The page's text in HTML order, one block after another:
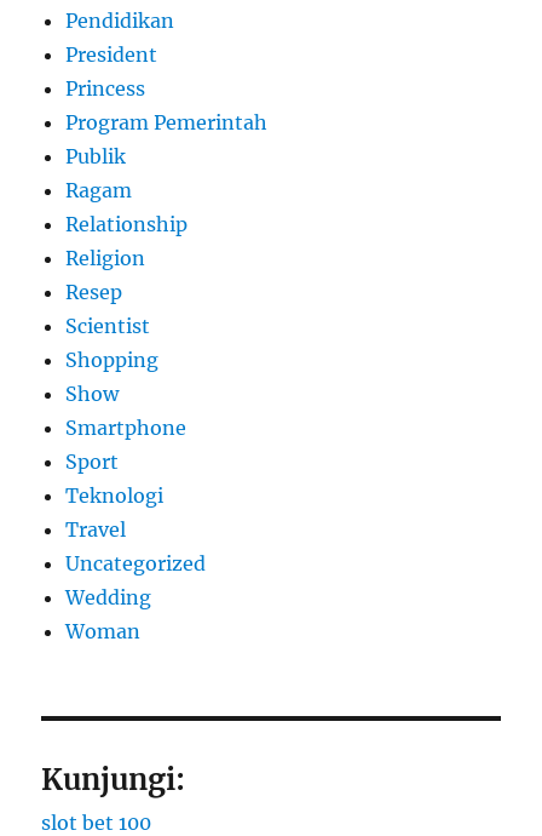
Pendidikan
President
Princess
Program Pemerintah
Publik
Ragam
Relationship
Religion
Resep
Scientist
Shopping
Show
Smartphone
Sport
Teknologi
Travel
Uncategorized
Wedding
Woman
Kunjungi:
slot bet 100